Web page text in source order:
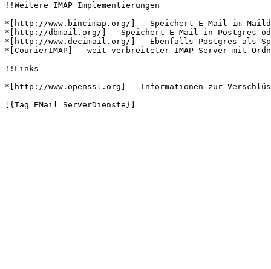
!!Weitere IMAP Implementierungen
*[http://www.bincimap.org/] - Speichert E-Mail im
*[http://dbmail.org/] - Speichert E-Mail in Postgres oder
*[http://www.decimail.org/] - Ebenfalls Postgres als
*[CourierIMAP] - weit verbreiteter IMAP Server mit
!!Links
*[http://www.openssl.org] - Informationen zur